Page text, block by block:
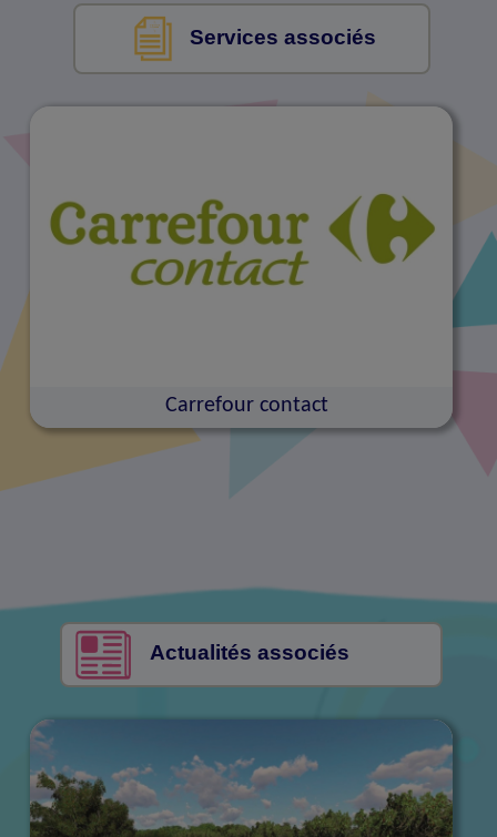
Services associés
Carrefour contact
Actualités associés